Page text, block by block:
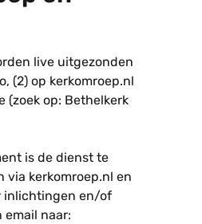
live uitgezonden
(2) op kerkomroep.nl
(zoek op: Bethelkerk
is de dienst te
via kerkomroep.nl en
inlichtingen en/of
email naar: